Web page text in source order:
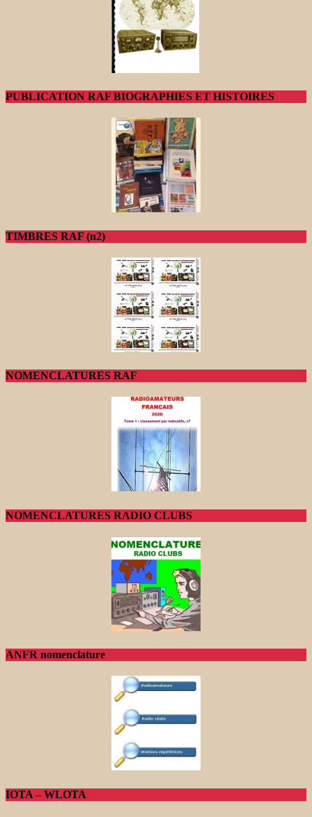
PUBLICATION RAF BIOGRAPHIES ET HISTOIRES
TIMBRES RAF (n2)
NOMENCLATURES RAF
NOMENCLATURES RADIO CLUBS
ANFR nomenclature
IOTA – WLOTA